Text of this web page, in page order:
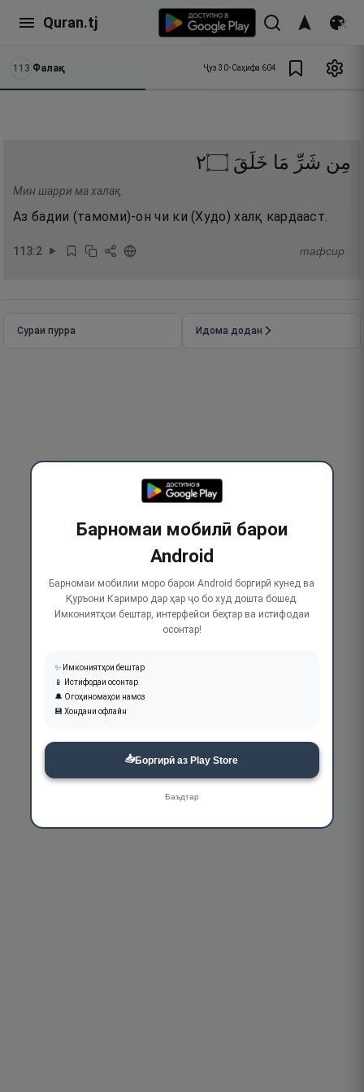
Quran.tj
113 Фалақ Ҷуз 30•Саҳифа 604
مِن شَرِّ مَا خَلَقَ ۝٢
Мин шарри ма халақ.
Аз бадии (тамоми)-он чи ки (Худо) халқ кардааст.
113:2 тафсир
Сураи пурра Идома додан
Барномаи мобилӣ барои
Android
Барномаи мобилии моро барои Android боргирӣ кунед ва
Қуръони Каримро дар ҳар ҷо бо худ дошта бошед.
Имкониятҳои бештар, интерфейси беҳтар ва истифодаи
осонтар!
✨ Имкониятҳои бештар
📱 Истифодаи осонтар
🔔 Огоҳиномаҳои намоз
💾 Хондани офлайн
📥Боргирӣ аз Play Store
Баъдтар